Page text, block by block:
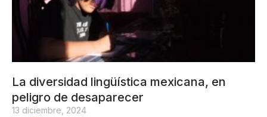
La diversidad lingüística mexicana, en
peligro de desaparecer
13 diciembre, 2024